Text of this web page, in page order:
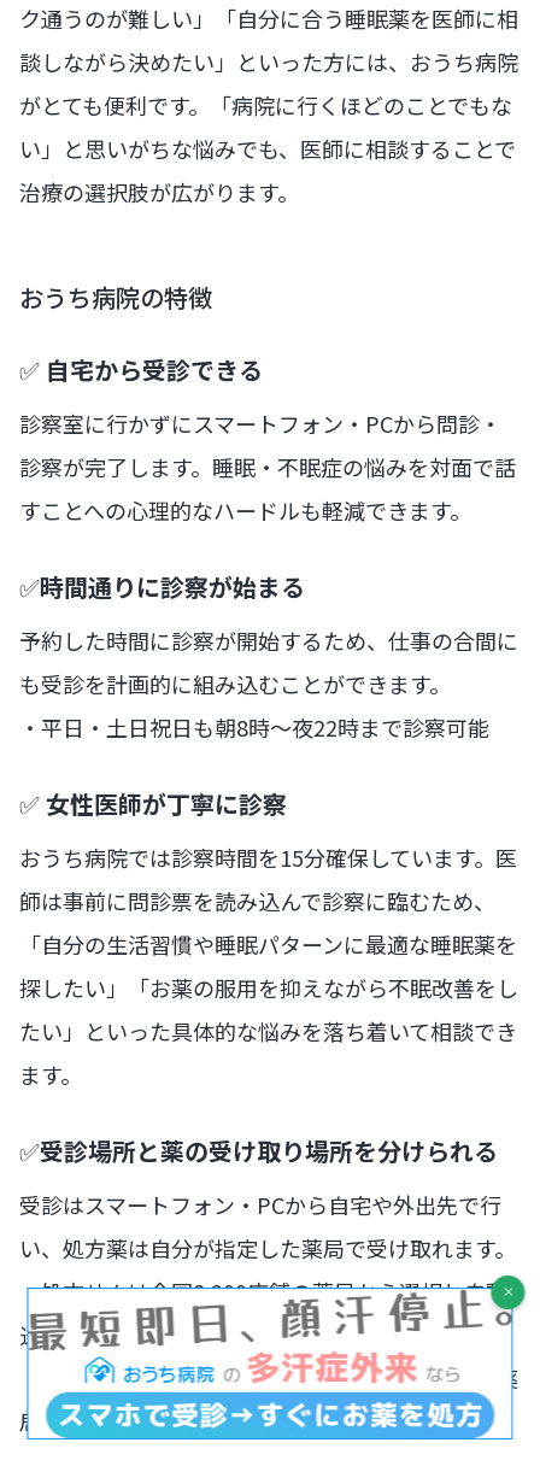
ク通うのが難しい」「自分に合う睡眠薬を医師に相
談しながら決めたい」といった方には、おうち病院
がとても便利です。「病院に行くほどのことでもな
い」と思いがちな悩みでも、医師に相談することで
治療の選択肢が広がります。
おうち病院の特徴
✅ 自宅から受診できる
診察室に行かずにスマートフォン・PCから問診・
診察が完了します。睡眠・不眠症の悩みを対面で話
すことへの心理的なハードルも軽減できます。
✅時間通りに診察が始まる
予約した時間に診察が開始するため、仕事の合間に
も受診を計画的に組み込むことができます。
・平日・土日祝日も朝8時〜夜22時まで診察可能
✅ 女性医師が丁寧に診察
おうち病院では診察時間を15分確保しています。医
師は事前に問診票を読み込んで診察に臨むため、
「自分の生活習慣や睡眠パターンに最適な睡眠薬を
探したい」「お薬の服用を抑えながら不眠改善をし
たい」といった具体的な悩みを落ち着いて相談でき
ます。
✅受診場所と薬の受け取り場所を分けられる
受診はスマートフォン・PCから自宅や外出先で行
い、処方薬は自分が指定した薬局で受け取れます。
・処方せんは全国8,200店舗の薬局から選択し自動
送信され、受け取り可能
・自宅配送「おくすりおうち便」を利用すれば、薬
局に行く手間なし